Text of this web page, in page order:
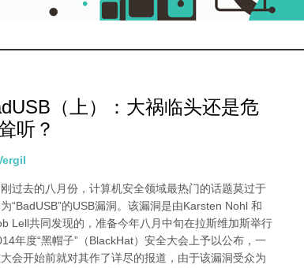
（上）：大祸临头还是危
听？
过去的八月份，计算机安全领域最热门的话题莫过于
“BadUSB”的USB漏洞。该漏洞是由Karsten Nohl 和
Lell共同发现的，准备今年八月中旬在拉斯维加斯举行
年度“黑帽子”（BlackHat）安全大会上予以公布，一
会开始前就对其作了详尽的报道，由于该漏洞受众为